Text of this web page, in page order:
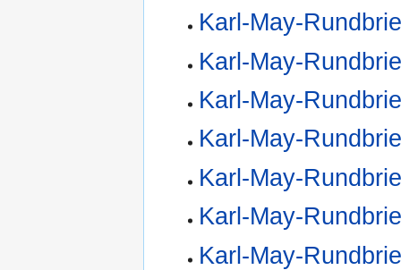
Karl-May-
Karl-May-
Karl-May-
Karl-May-
Karl-May-
Karl-May-
Karl-May-